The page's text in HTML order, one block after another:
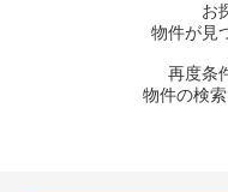
お
物件が見
再度条
物件の検